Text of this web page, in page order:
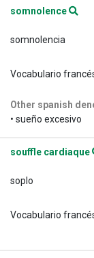
somnolence
somnolencia
Vocabulario
Other spanish
• sueño excesivo
souffle cardiaque
soplo
Vocabulario